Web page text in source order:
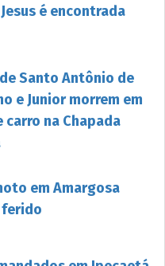
é encontrada
Santo Antônio de
e Junior morrem em
carro na Chapada
em Amargosa
ferido